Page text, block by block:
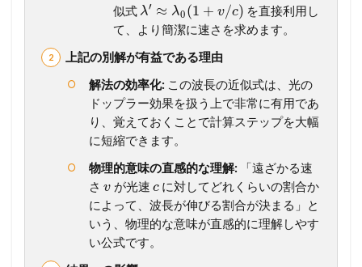
似式 λ′ ≈ λ0 (1 + v/c) を直接利用し
て、より簡潔に速さを求めます。
上記の別解が有益である理由
解法の効率化: この波長の近似式は、光の
ドップラー効果を扱う上で非常に有用であ
り、覚えておくことで計算ステップを大幅
に短縮できます。
物理的意味の直感的な理解: 「遠ざかる速
さv が光速 c に対してどれくらいの割合か
によって、波長が伸びる割合が決まる」と
いう、物理的な意味が直感的に理解しやす
い公式です。